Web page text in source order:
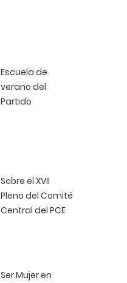
Escuela de
verano del
Partido
Sobre el XVII
Pleno del Comité
Central del PCE
Ser Mujer en